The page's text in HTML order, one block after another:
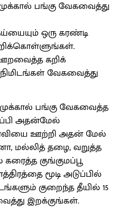
பங்கு வேகவைத்து
ஒரு கரண்டி
கறிக்
வேகவைத்து
பங்கு வேகவைத்த
அதன்மேல்
ஊற்றி அதன் மேல்
மல்லித் தழை, வறுத்த
கரைத்த குங்குமப்பூ
மூடி அடுப்பில்
குறைந்த தீயில் 15
இறக்குங்கள்.